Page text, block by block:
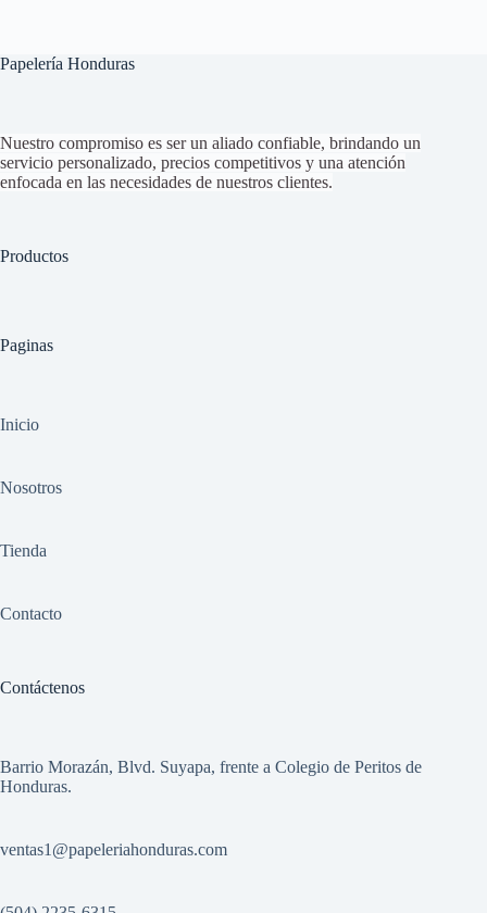
Papelería Honduras
Nuestro compromiso es ser un aliado confiable, brindando un
servicio personalizado, precios competitivos y una atención
enfocada en las necesidades de nuestros clientes.
Productos
Paginas
Inicio
Nosotros
Tienda
Contacto
Contáctenos
Barrio Morazán, Blvd. Suyapa, frente a Colegio de Peritos de
Honduras.
ventas1 @papeleriahonduras.com